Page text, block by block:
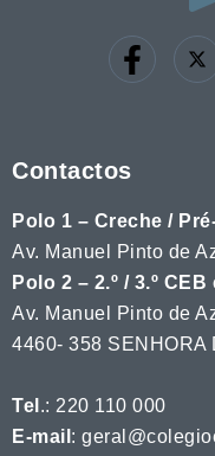
Contactos
Polo 1 – Creche /
Av. Manuel Pinto de
Polo 2 – 2.º / 3.º
Av. Manuel Pinto de
4460- 358 SENHORA
Tel .: 220 110 000
E-mail :